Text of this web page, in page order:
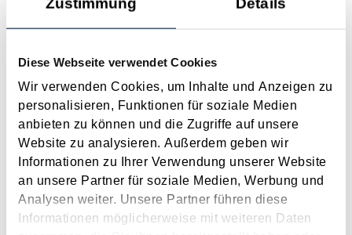
Diese Webseite verwendet Cookies
Wir verwenden Cookies, um Inhalte und Anzeigen zu
personalisieren, Funktionen für soziale Medien
anbieten zu können und die Zugriffe auf unsere
Website zu analysieren. Außerdem geben wir
Informationen zu Ihrer Verwendung unserer Website
an unsere Partner für soziale Medien, Werbung und
Analysen weiter. Unsere Partner führen diese
Informationen möglicherweise mit weiteren Daten
startet die Geräte-Retter-Prämie als Nachfolge zum
Reparaturbonus für die Reparatur von Elektro- und
Privatpersonen mit Wohnsitz in...
Langtext
empfehlen drucken
BMF-Aussagen zur Mitarbeiter­prämie 2025
Dezember 2025
Mit dem Budgetbegleitgesetz 2025 wurde die
Mitarbeiterprämie zur Mitarbeiterprämie 2025 "relaunched".
Hiermit können Arbeitgeber im Jahr 2025 Zulagen und